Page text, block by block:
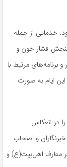
خدماتی از جمله
فشار خون و
مرتبط با
ایام به صورت
در انعکاس
و اصحاب
معارف اهل‌بیت(ع) و